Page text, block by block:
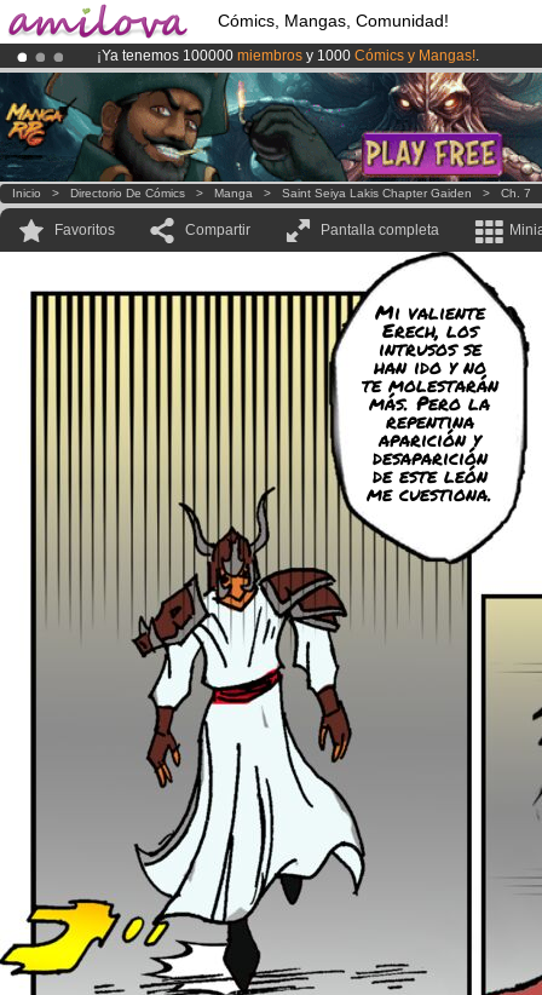
Cómics, Mangas, Comunidad!
¡Ya tenemos 100000 miembros y 1000 Cómics y Mangas!.
¡El Kickstarter Amilova está desormado lanzado!.
¡Conviertete en Premium por3.95 euros al mes!Hazte Premium ya
Inicio > Directorio De Cómics > Manga > Saint Seiya Lakis Chapter Gaiden > Ch. 7
Favoritos Compartir Pantalla completa
Mi valiente
Erech, los
intrusos se
han ido y no
te molestarán
más. Pero la
repentina
aparición y
desaparición
de este león
me cuestiona.